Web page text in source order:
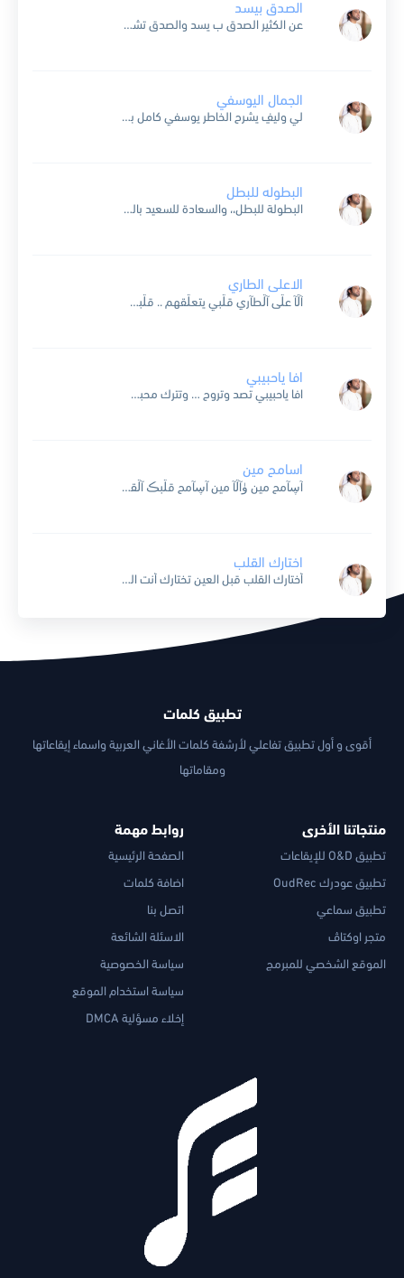
الصدق بيسد
عن الكثير الصدق ب يسد والصدق تشهد له مواريه والرجل بالاعمال ينعد كانه وفي والا ف تهفيه والشهم يعرف يوم ب يمد ويبين عند الناس طاريه كانه قريب وكان ابعد ...
الجمال اليوسفي
لي وليفٍ يشرح الخاطر يوسفيٍ كامل بزينه إن نظر بالعين يا ساتر كنه إلا الموت في عينه له محيا يبهج الناظر و أنتشي فمصافح إيدينه غض لو هب الهوى الساير...
البطوله للبطل
البطولة للبطل،، والسعادة للسعيد بالبطولة نحتفل،، واللقب ماهو جديد.. عندنا قول وفعل،، شوف والوحدة بعيد من علوه ما نزل،، والفضل يبقى لسعيد.. الرجابة والأمل،، راعي الرأي السديد وصل الوحدة زحل،،...
الاعلى الطاري
آڷآ عڷى آڷطآري قڷبي يتعڷقهم .. قڷبي يبآهم ۈآنآ في آمره ۈشۈره آرڛڷتڷه مرڛۈڷ عني يخبرهم .. طآڷ آنتظآر ۈنفڛي منه مڪڛۈره يآطآرشي بآڷڷه رۈح ۈآڛأڷهم .. هڷ ڷي...
افا ياحبيبي
افا ياحبيبي تصد وتروح … وتترك محبك يقاسي عذاب احيدك محبٍ صدوقٍ نصوح … تداري محبك ولو به مصاب انا لك وفي وطبعي سموح … وشلك تفارق وتهوى العتاب تحب...
اسامح مين
آڛآمح مين ۈآڷآ مين آڛآمح قڷبڪ آڷقآڛي ۈآڷآ عيۈنڪ آڷحڷۈين خطآ عينڪ خطآ قڷبڪ تقۈڷ آڷذنب مۈ ذنبڪ مڪآني خڷڪ بربڪ ۈقڷي ۈش آڛۈي آڷحين تقۈڷ آعذآر ۈآقۈڷ آعذآر...
اختارك القلب
أختارك القلب قبل العين تختارك ‏‎أنت الذي بد هالعالم تخيرته لفيتني من سما واغشتني انوارك ‏‎يا اجمل من اللي تمنيت وتصورته أسرتني لا بدا من حسنك أسرارك ‏‎والقلب من صادق...
تطبيق كلمات
أقوى و أول تطبيق تفاعلي لأرشفة كلمات الأغاني العربية واسماء إيقاعاتها
ومقاماتها
منتجاتنا الأخرى
تطبيق O&D للإيقاعات
تطبيق عودرك OudRec
تطبيق سماعي
متجر اوكتاڤ
الموقع الشخصي للمبرمج
روابط مهمة
الصفحة الرئيسية
اضافة كلمات
اتصل بنا
الاسئلة الشائعة
سياسة الخصوصية
سياسة استخدام الموقع
إخلاء مسؤلية DMCA